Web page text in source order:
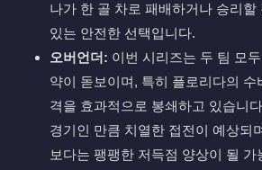
나가 한 골 차로 패배하거나 승리할
있는 안전한 선택입니다.
오버언더: 이번 시리즈는 두 팀 모
약이 돋보이며, 특히 플로리다의 수
격을 효과적으로 봉쇄하고 있습니
경기인 만큼 치열한 접전이 예상되
보다는 팽팽한 저득점 양상이 될